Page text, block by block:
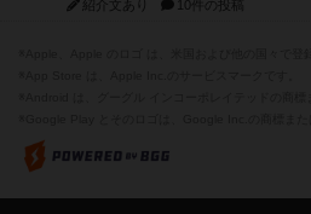
紹介文あり 10件の投稿